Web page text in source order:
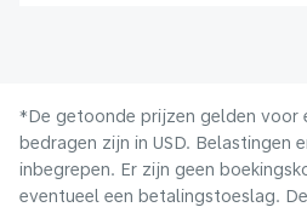
*De getoonde prijzen gelden voor
bedragen zijn in USD. Belastingen
inbegrepen. Er zijn geen
eventueel een betalingstoeslag.